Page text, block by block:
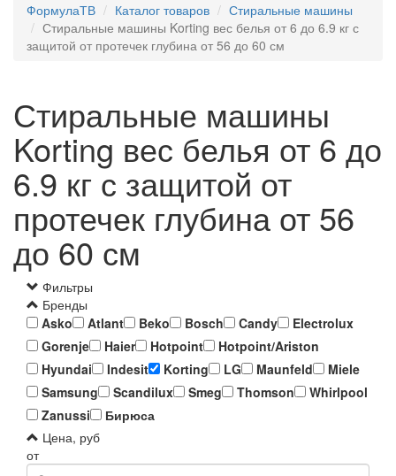
ФормулаТВ Каталог товаров
Стиральные машины
Стиральные машины Korting вес белья от 6 до 6.9 кг с
защитой от протечек глубина от 56 до 60 см
Стиральные машины
Korting вес белья от 6 до
6.9 кг с защитой от
протечек глубина от 56
до 60 см
Фильтры
Бренды
Asko
Atlant Beko Bosch Candy
Electrolux
Gorenje
Haier Hotpoint
Hotpoint/Ariston
Hyundai
Indesit Korting LG Maunfeld
Miele
Samsung
Scandilux Smeg Thomson
Whirlpool
Zanussi
Бирюса
Цена, руб
от